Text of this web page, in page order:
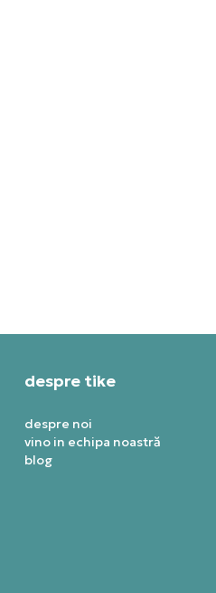
despre tike
despre noi
vino in echipa noastră
blog